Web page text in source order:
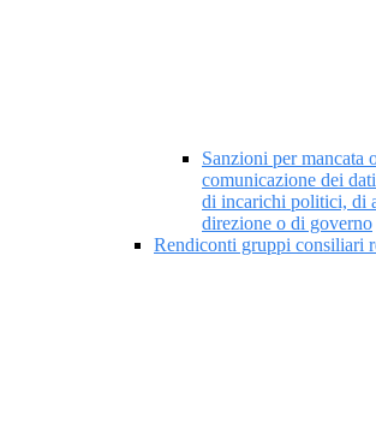
Sanzioni per mancata
comunicazione dei
di incarichi politici, di
direzione o di governo
Rendiconti gruppi consiliari